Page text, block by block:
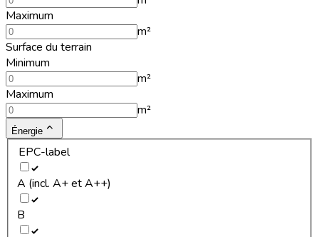
Maximum
m²
Surface du terrain
Minimum
m²
Maximum
m²
Énergie
EPC-label
A (incl. A+ et A++)
B